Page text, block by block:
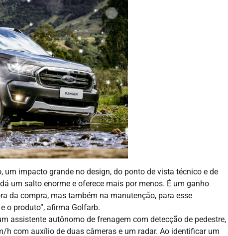
um impacto grande no design, do ponto de vista técnico e de
um salto enorme e oferece mais por menos. É um ganho
da compra, mas também na manutenção, para esse
o produto”, afirma Golfarb.
assistente autônomo de frenagem com detecção de pedestre,
com auxílio de duas câmeras e um radar. Ao identificar um
- ADVERTISEMENT -